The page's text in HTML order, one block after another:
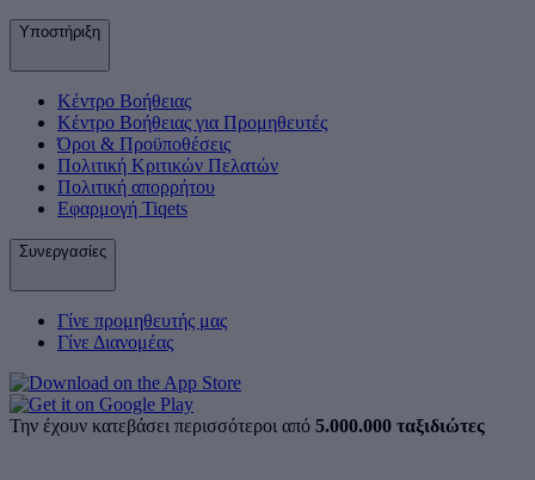
Υποστήριξη
Κέντρο Βοήθειας
Κέντρο Βοήθειας για Προμηθευτές
Όροι & Προϋποθέσεις
Πολιτική Κριτικών Πελατών
Πολιτική απορρήτου
Εφαρμογή Tiqets
Συνεργασίες
Γίνε προμηθευτής μας
Γίνε Διανομέας
Την έχουν κατεβάσει περισσότεροι από 5.000.000 ταξιδιώτες